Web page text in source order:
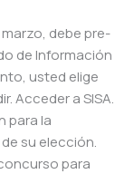
debe pre-
de Información
usted elige
Acceder a SISA.
para la
su elección.
para